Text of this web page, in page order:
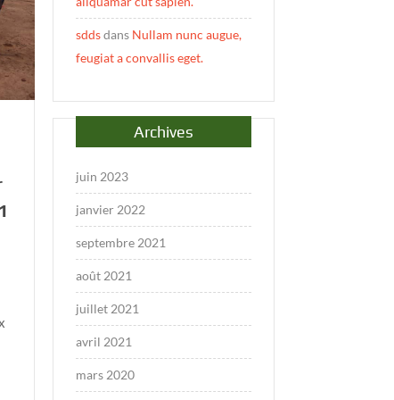
sddsdans Nullam nunc augue,
feugiat a convallis eget.
Archives
juin 2023
janvier 2022
septembre 2021
août 2021
juillet 2021
avril 2021
mars 2020